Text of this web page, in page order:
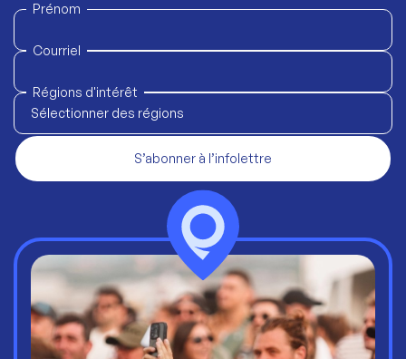
Prénom
Courriel
Régions d'intérêt
Sélectionner des régions
S’abonner à l’infolettre